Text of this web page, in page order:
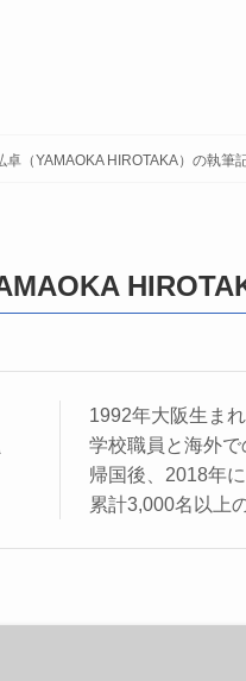
卓（YAMAOKA HIROTAKA）の執筆
1992年大阪生ま
学校職員と海外
帰国後、2018年
累計3,000名以上